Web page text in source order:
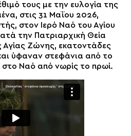
τους με την ευλογία της
στις 31 Μαΐου 2026,
στον Ιερό Ναό του Αγίου
την Πατριαρχική Θεία
Αγίας Ζώνης, εκατοντάδες
και ύφαναν στεφάνια από το
στο Ναό από νωρίς το πρωί.